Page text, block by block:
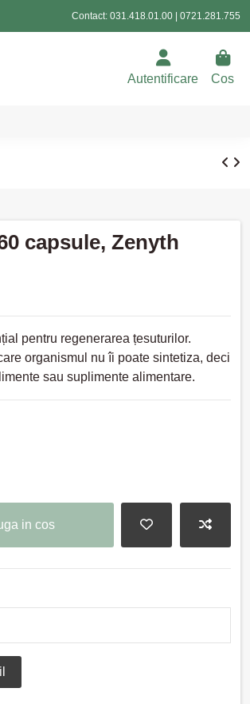
Contact: 031.418.01.00 0721.281.755
Autentificare Cos
capsule, Zenyth
pentru regenerarea țesuturilor.
organismul nu îi poate sintetiza, deci
sau suplimente alimentare.
in cos